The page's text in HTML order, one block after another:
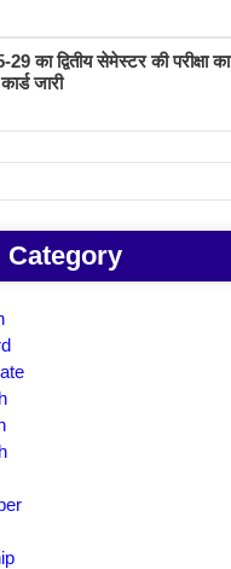
का द्वितीय सेमेस्टर की परीक्षा का
जारी
Category